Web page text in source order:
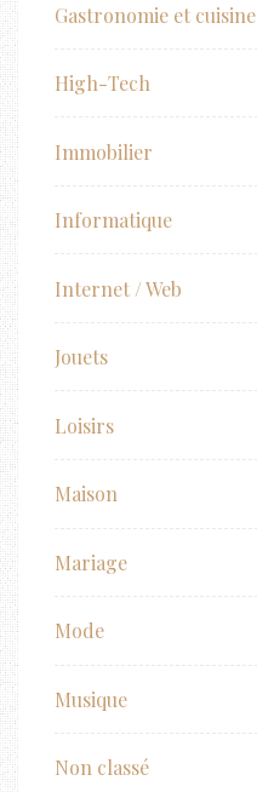
Gastronomie et cuisine
High-Tech
Immobilier
Informatique
Internet / Web
Jouets
Loisirs
Maison
Mariage
Mode
Musique
Non classé